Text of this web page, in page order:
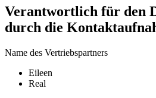
Verantwortlich für den
durch die
Name des Vertriebspartners
Eileen
Real